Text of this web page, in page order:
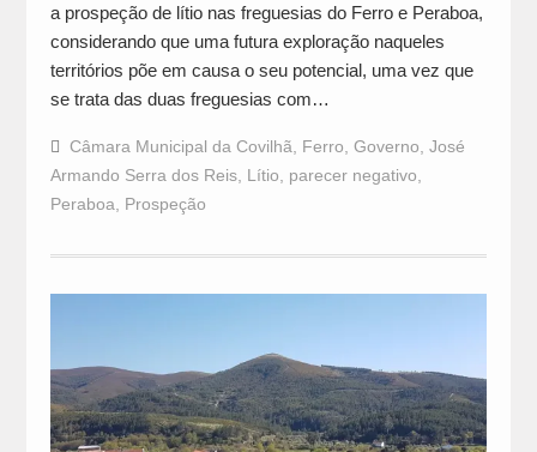
a prospeção de lítio nas freguesias do Ferro e Peraboa,
considerando que uma futura exploração naqueles
territórios põe em causa o seu potencial, uma vez que
se trata das duas freguesias com…
Câmara Municipal da Covilhã Ferro Governo José
Armando Serra dos Reis, Lítio parecer negativo
Peraboa
Prospeção